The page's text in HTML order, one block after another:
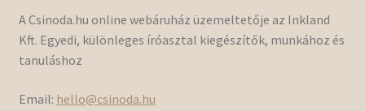
A Csinoda.hu online webáruház üzemeltetője az Inkland
Kft. Egyedi, különleges íróasztal kiegészítők, munkához és
tanuláshoz
Email: hello@csinoda.hu